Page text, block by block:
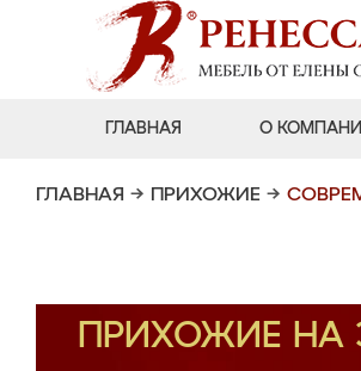
ГЛАВНАЯ О
ГЛАВНАЯ → ПРИХОЖИЕ →
ПРИХОЖИЕ НА